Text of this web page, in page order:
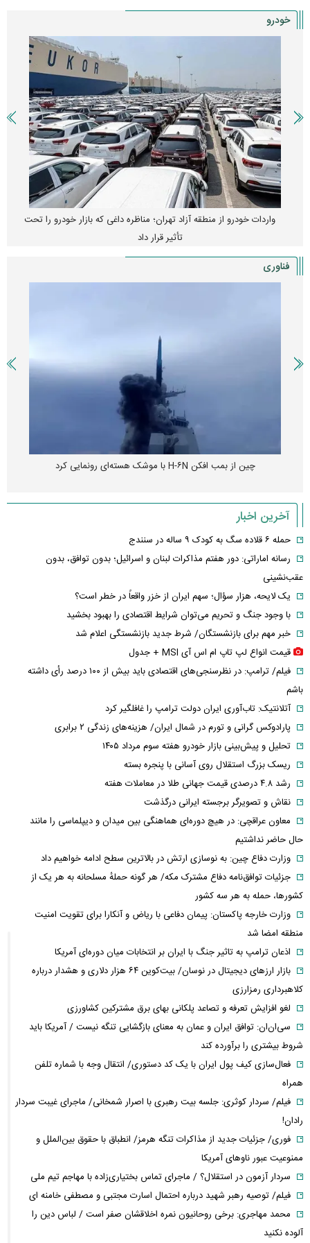
خودرو
واردات خودرو از منطقه آزاد تهران؛ مناظره داغی که بازار خودرو را تحت
تأثیر قرار داد
فناوری
چین از بمب افکن H-۶N با موشک هسته‌ای رونمایی کرد
آخرین اخبار
حمله ۶ قلاده سگ به کودک ۹ ساله در سنندج
رسانه اماراتی: دور هفتم مذاکرات لبنان و اسرائیل؛ بدون توافق، بدون
عقب‌نشینی
یک لایحه، هزار سؤال؛ سهم ایران از خزر واقعاً در خطر است؟
با وجود جنگ و تحریم می‌توان شرایط اقتصادی را بهبود بخشید
خبر مهم برای بازنشستگان/ شرط جدید بازنشستگی اعلام شد
قیمت انواع لپ تاپ ام اس آی MSI + جدول
فیلم/ ترامپ: در نظرسنجی‌های اقتصادی باید بیش از ۱۰۰ درصد رأی داشته
باشم
آتلانتیک: تاب‌آوری ایران دولت ترامپ را غافلگیر کرد
پارادوکس گرانی و تورم در شمال ایران/ هزینه‌های زندگی ۲ برابری
تحلیل و پیش‌بینی بازار خودرو هفته سوم مرداد ۱۴۰۵
ریسک بزرگ استقلال روی آسانی با پنجره بسته
رشد ۴.۸ درصدی قیمت جهانی طلا در معاملات هفته
نقاش و تصویرگر برجسته ایرانی درگذشت
معاون عراقچی: در هیچ دوره‌ای هماهنگی بین میدان و دیپلماسی را مانند
حال حاضر نداشتیم
وزارت دفاع چین: به نوسازی ارتش در بالاترین سطح ادامه خواهیم داد
جزئیات توافق‌نامه دفاع مشترک مکه/ هر گونه حملهٔ مسلحانه به هر یک از
کشورها، حمله به هر سه کشور
وزارت خارجه پاکستان: پیمان دفاعی با ریاض و آنکارا برای تقویت امنیت
منطقه امضا شد
اذعان ترامپ به تاثیر جنگ با ایران بر انتخابات میان دوره‌ای آمریکا
بازار ارزهای دیجیتال در نوسان/ بیت‌کوین ۶۴ هزار دلاری و هشدار درباره
کلاهبرداری رمزارزی
لغو افزایش تعرفه و تصاعد پلکانی بهای برق مشترکین کشاورزی
سی‌ان‌ان: توافق ایران و عمان به معنای بازگشایی تنگه نیست / آمریکا باید
شروط بیشتری را برآورده کند
فعال‌سازی کیف پول ایران با یک کد دستوری/ انتقال وجه با شماره تلفن
همراه
فیلم/ سردار کوثری: جلسه بیت رهبری با اصرار شمخانی/ ماجرای غیبت سردار
رادان!
فوری/ جزئیات جدید از مذاکرات تنگه هرمز/ انطباق با حقوق بین‌الملل و
ممنوعیت عبور ناوهای آمریکا
سردار آزمون در استقلال؟ / ماجرای تماس بختیاری‌زاده با مهاجم تیم ملی
فیلم/ توصیه رهبر شهید درباره احتمال اسارت مجتبی و مصطفی خامنه ای
محمد مهاجری: برخی روحانیون نمره اخلاقشان صفر است / لباس دین را
آلوده نکنید